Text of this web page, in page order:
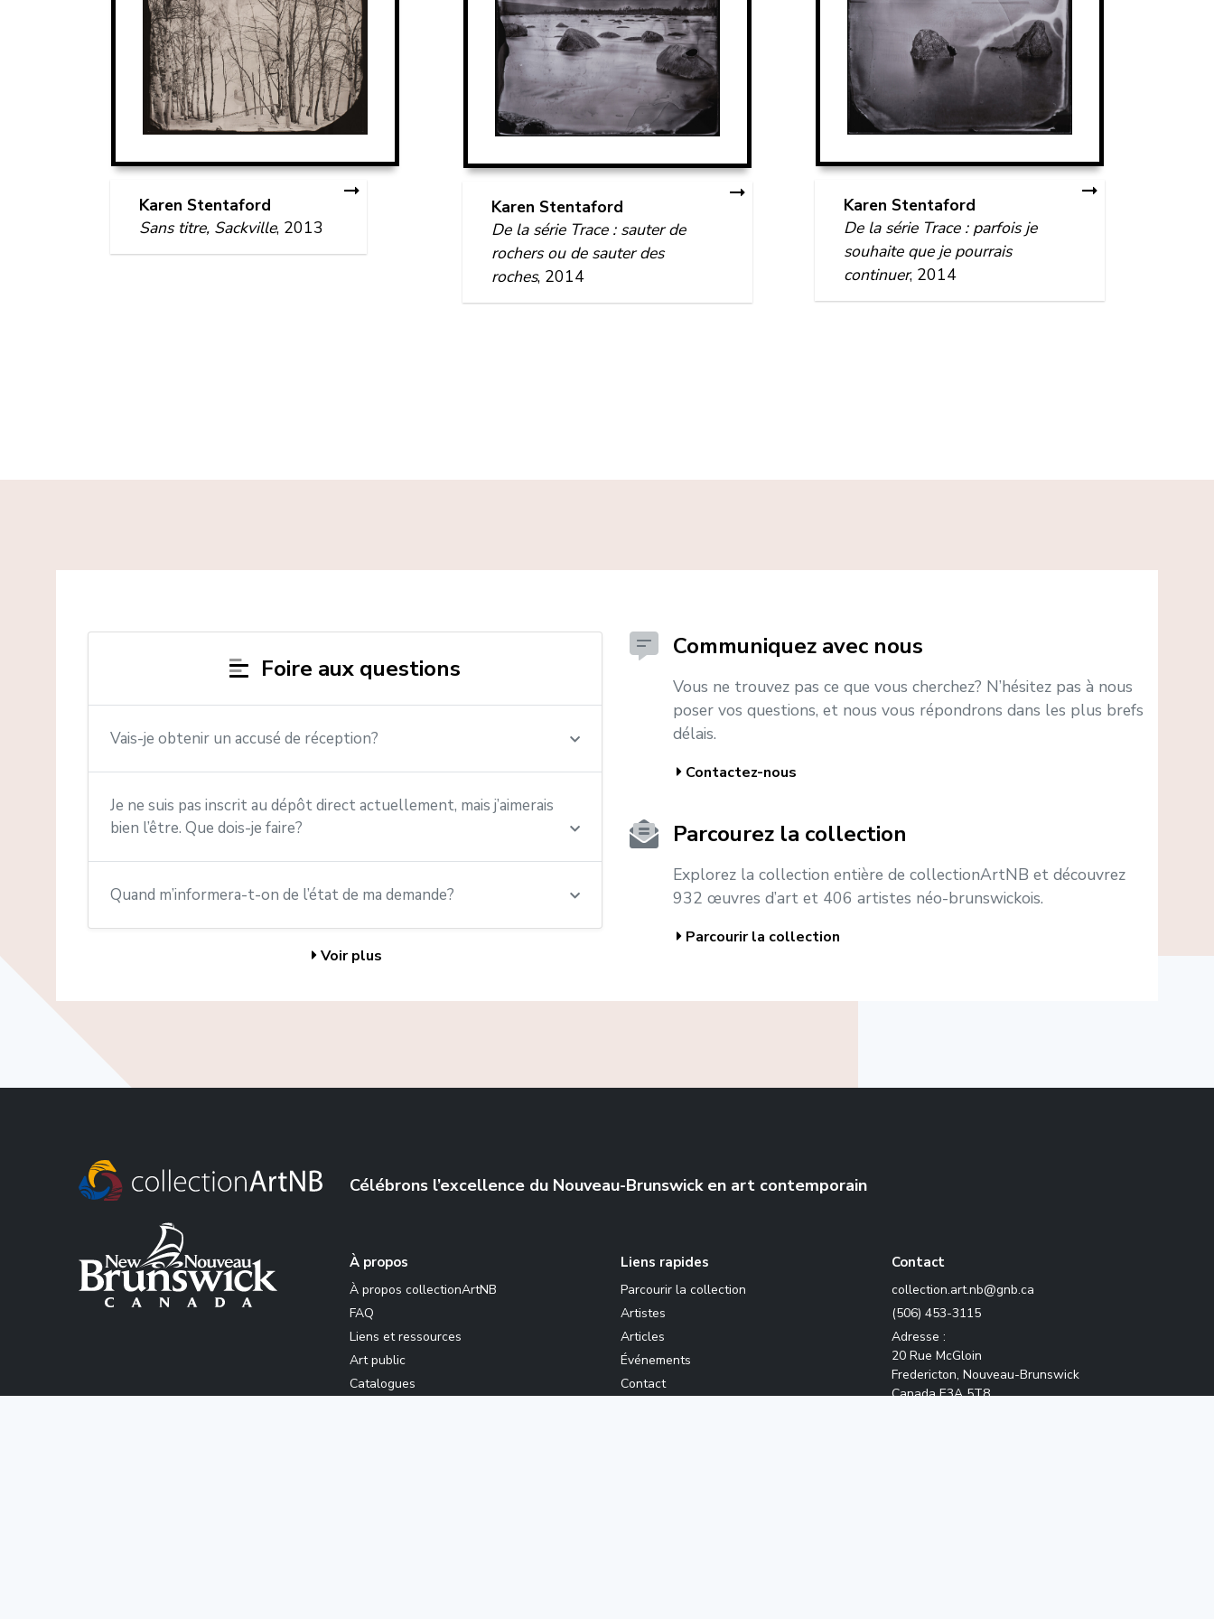
Karen Stentaford
Sans titre, Sackville, 2013
Karen Stentaford
De la série Trace : sauter de
rochers ou de sauter des
roches, 2014
Karen Stentaford
De la série Trace : parfois je
souhaite que je pourrais
continuer, 2014
Foire aux questions
Vais-je obtenir un accusé de réception?
Je ne suis pas inscrit au dépôt direct actuellement, mais j’aimerais
bien l’être. Que dois-je faire?
Quand m’informera-t-on de l’état de ma demande?
Voir plus
Communiquez avec nous
Vous ne trouvez pas ce que vous cherchez? N’hésitez pas à nous
poser vos questions, et nous vous répondrons dans les plus brefs
délais.
Contactez-nous
Parcourez la collection
Explorez la collection entière de collectionArtNB et découvrez
932 œuvres d’art et 406 artistes néo-brunswickois.
Parcourir la collection
Célébrons l’excellence du Nouveau-Brunswick en art contemporain
À propos
À propos collectionArtNB
FAQ
Liens et ressources
Art public
Catalogues
Liens rapides
Parcourir la collection
Artistes
Articles
Événements
Contact
Contact
ac.bng@bn.tra.noitcelloc
(506) 453-3115
Adresse :
20 Rue McGloin
Fredericton, Nouveau-Brunswick
Canada E3A 5T8